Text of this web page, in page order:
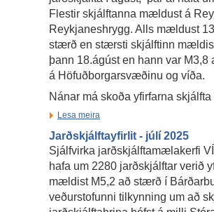
Flestir skjálftanna mældust á
Reykjaneshrygg. Alls mældust
stærð en stærsti skjálftinn
þann 18.ágúst en hann var
á Höfuðborgarsvæðinu og víða.
Nánar má skoða yfirfarna
Lesa meira
Jarðskjálftayfirlit - júlí 2025
Sjálfvirka jarðskjálftamælakerfi
hafa um 2280 jarðskjálftar verið
mældist M5,2 að stærð í
veðurstofunni tilkynning um að